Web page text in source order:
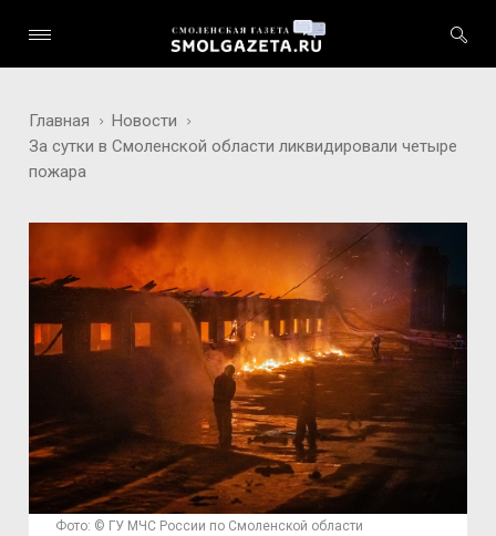
Главная
Новости
За сутки в Смоленской области ликвидировали четыре
пожара
Фото: © ГУ МЧС России по Смоленской области